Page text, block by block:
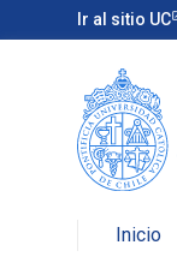
Ir al sitio UC
Inicio